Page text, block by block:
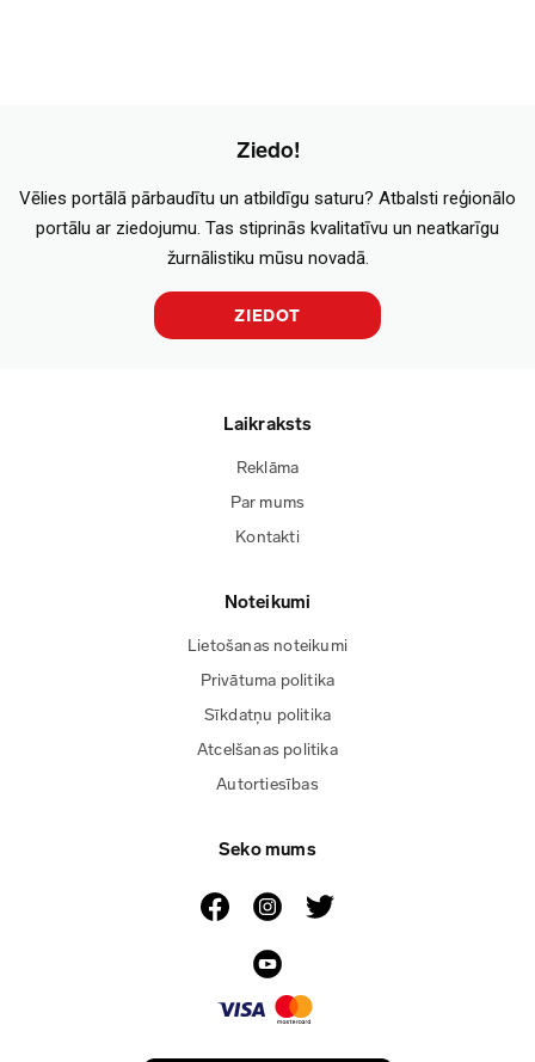
Ziedo!
Vēlies portālā pārbaudītu un atbildīgu saturu? Atbalsti reģionālo
portālu ar ziedojumu. Tas stiprinās kvalitatīvu un neatkarīgu
žurnālistiku mūsu novadā.
ZIEDOT
Laikraksts
Reklāma
Par mums
Kontakti
Noteikumi
Lietošanas noteikumi
Privātuma politika
Sīkdatņu politika
Atcelšanas politika
Autortiesības
Seko mums